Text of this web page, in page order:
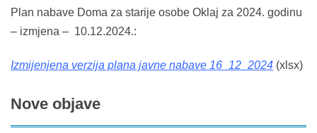
Plan nabave Doma za starije osobe Oklaj za 2024. godinu
– izmjena – 10.12.2024.:
Izmijenjena verzija plana javne nabave 16_12_2024 (xlsx)
Nove objave